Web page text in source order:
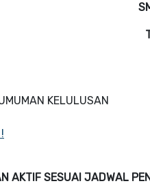
KELULUSAN
AKTIF SESUAI JADWAL